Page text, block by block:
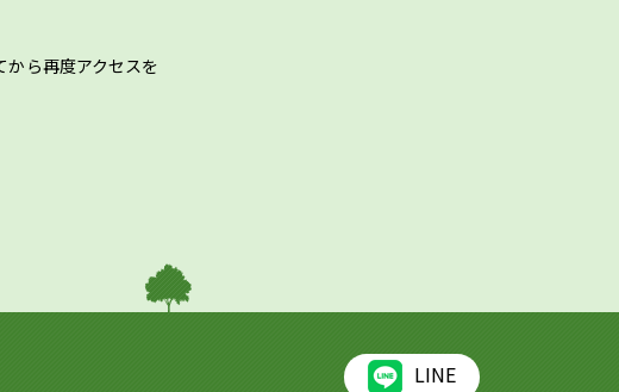
から再度アクセスを
LINE